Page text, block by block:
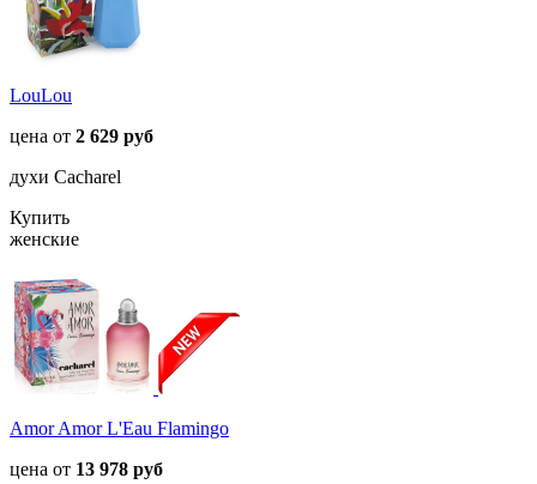
LouLou
цена от 2 629 руб
духи Cacharel
Купить
женские
Amor Amor L'Eau Flamingo
цена от 13 978 руб